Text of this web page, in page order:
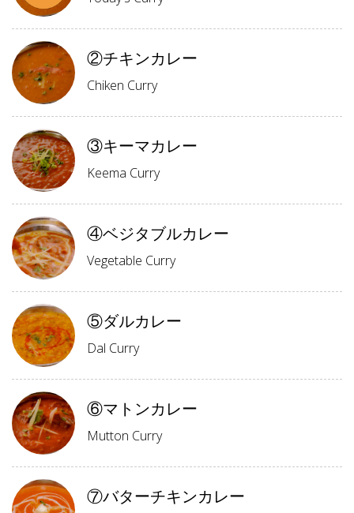
②チキンカレー
Chiken Curry
③キーマカレー
Keema Curry
④ベジタブルカレー
Vegetable Curry
⑤ダルカレー
Dal Curry
⑥マトンカレー
Mutton Curry
⑦バターチキンカレー